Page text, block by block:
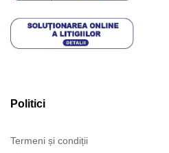
Politici
Termeni și condiții